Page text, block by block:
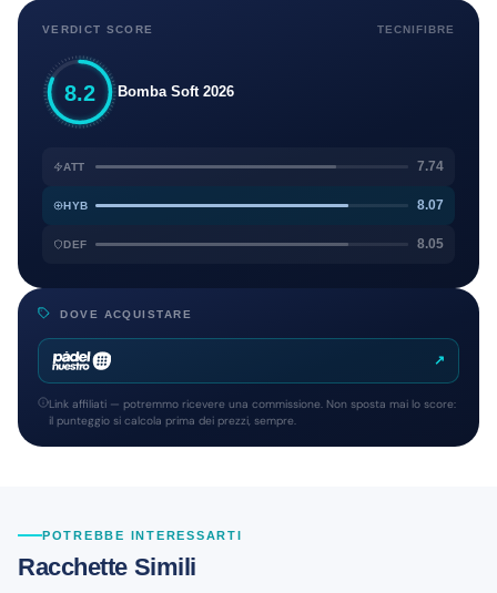
VERDICT SCORE TECNIFIBRE
8.2 Bomba Soft 2026
ATT 7.74
HYB 8.07
DEF 8.05
DOVE ACQUISTARE
↗
Link affiliati — potremmo ricevere una commissione. Non sposta mai lo score:
il punteggio si calcola prima dei prezzi, sempre.
POTREBBE INTERESSARTI
Racchette Simili